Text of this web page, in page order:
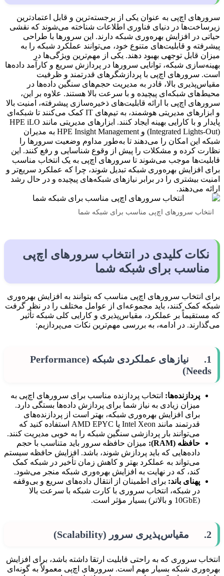
سرورهای اچ‌پی به عنوان یکی از برجسته‌ترین و قابل اعتمادترین
زیرساخت‌ها در دنیای فناوری اطلاعات شناخته می‌شوند که نقشی
حیاتی در افزایش بهره‌وری شبکه دارند. این سرورها با طراحی
پیشرفته و قابلیت‌های متنوع خود، می‌توانند عملکرد شبکه را به
میزان قابل توجهی بهبود دهند. یکی از مهم‌ترین ویژگی‌ها در
بهینه‌سازی شبکه، توانایی سرورها در پردازش سریع و کارآمد داده‌ها
است. سرورهای اچ‌پی با پردازشگرهای قدرتمند و ظرفیت
مقیاس‌پذیری بالا، قادر به مدیریت حجم‌های سنگین داده‌ها در
محیط‌های شبکه‌ای پیچیده و با سرعت بالا هستند. علاوه بر این،
سرورهای اچ‌پی با ارائه قابلیت‌های ذخیره‌سازی پیشرفته، امنیت بالا
و ابزارهای مدیریتی هوشمند، به تیم‌های IT کمک می‌کنند تا شبکه‌ای
پایدار و با کارایی بهینه ایجاد کنند. ابزارهای مدیریتی مانند HPE iLO
(Integrated Lights-Out) و HPE Insight Management به مدیران
شبکه این امکان را می‌دهند تا به‌طور مداوم وضعیت سرورها را
نظارت کرده و مشکلات را پیش از وقوع شناسایی و رفع کنند. این
قابلیت‌ها موجب می‌شوند تا سرورهای اچ‌پی به یک انتخاب مناسب
برای افزایش بهره‌وری شبکه تبدیل شوند، چرا که عملکرد سریع‌تر و
امنیت بیشتری را در برابر نیازهای شبکه‌های پیچیده و در حال رشد
ارائه می‌دهند.
انتخاب سرورهای اچ‌پی مناسب برای شبکه شما
نکات کلیدی در انتخاب سرورهای اچ‌پی
مناسب برای شبکه شما
برای انتخاب سرورهای اچ‌پی مناسب که بتوانند به افزایش بهره‌وری
شبکه کمک کنند، باید مجموعه‌ای از عوامل مختلف را در نظر گرفت
که مستقیماً بر عملکرد، مقیاس‌پذیری و کارایی کلی شبکه تأثیر
می‌گذارند. در ادامه، به بررسی مهم‌ترین نکات می‌پردازیم:
1. نیازهای عملکردی شبکه (Performance
Needs)
پردازنده‌ها: انتخاب پردازنده مناسب برای سرورهای اچ‌پی به
میزان زیادی به نیاز شما برای پردازش داده‌ها بستگی دارد.
برای افزایش بهره‌وری شبکه، بهتر است از پردازنده‌های
قدرتمند مانند Intel Xeon یا AMD EPYC استفاده کنید که
می‌توانند بار پردازشی سنگین شبکه را به خوبی مدیریت کنند.
حافظه (RAM)
: میزان حافظه سرور باید متناسب با حجم
داده‌هایی که باید پردازش شوند، باشد. افزایش حافظه سیستم
می‌تواند به عملکرد بهتر و کاهش زمان تأخیر در شبکه کمک
کند، که در نهایت به افزایش بهره‌وری شبکه منجر می‌شود.
پهنای باند: برای اطمینان از انتقال داده‌های سریع و بی‌وقفه
در شبکه، انتخاب سروری با کارت شبکه با سرعت بالا
(10GbE و بالاتر) بسیار مؤثر است.
2. مقیاس‌پذیری سرور (Scalability)
انتخاب سروری که به راحتی قابلیت ارتقا داشته باشد، برای افزایش
بهره‌وری شبکه بسیار مهم است. سرورهای اچ‌پی معمولاً به گونه‌ای